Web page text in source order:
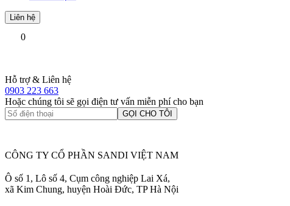
Liên hệ
0
Hỗ trợ & Liên hệ
0903 223 663
Hoặc chúng tôi sẽ gọi điện tư vấn miễn phí cho bạn
GỌI CHO TÔI
CÔNG TY CỔ PHẦN SANDI VIỆT NAM
Ô số 1, Lô số 4, Cụm công nghiệp Lai Xá,
xã Kim Chung, huyện Hoài Đức, TP Hà Nội